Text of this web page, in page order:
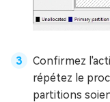
Confirmez
répétez le
partitions